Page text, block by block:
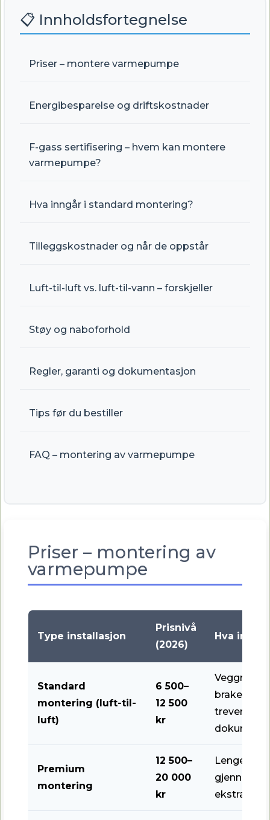
📋 Innholdsfortegnelse
Priser – montere varmepumpe
Energibesparelse og driftskostnader
F-gass sertifisering – hvem kan montere
varmepumpe?
Hva inngår i standard montering?
Tilleggskostnader og når de oppstår
Luft-til-luft vs. luft-til-vann – forskjeller
Støy og naboforhold
Regler, garanti og dokumentasjon
Tips før du bestiller
FAQ – montering av varmepumpe
Priser – montering av
varmepumpe
Type installasjon
Prisnivå
(2026)
Hva inngår
Standard
montering (luft-til-
luft)
6 500–
12 500
kr
brakett,
treverk/
Premium
montering
12 500–
20 000
kr
Lenger
gjennom
ekstra